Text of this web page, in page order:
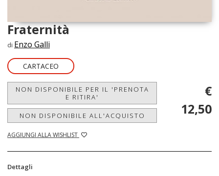
Fraternità
di Enzo Galli
CARTACEO
NON DISPONIBILE PER IL 'PRENOTA
E RITIRA'
NON DISPONIBILE ALL'ACQUISTO
AGGIUNGI ALLA WISHLIST
€
12,50
Dettagli